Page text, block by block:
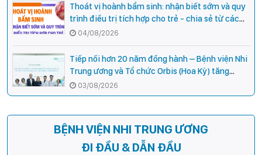
Thoát vị hoành bẩm sinh: nhận biết sớm và quy
trình điều trị tích hợp cho trẻ - chia sẻ từ các
chuyên gia hàng đầu của Bệnh Viện Nhi Trung
04/08/2026
Tiếp nối hơn 20 năm đồng hành – Bệnh viện Nhi
Trung ương và Tổ chức Orbis (Hoa Kỳ) tăng
cường hợp tác, mở rộng cơ hội bảo vệ thị lực
cho trẻ em Việt Nam
03/08/2026
BỆNH VIỆN NHI TRUNG ƯƠNG
ĐI ĐẦU & DẪN ĐẦU